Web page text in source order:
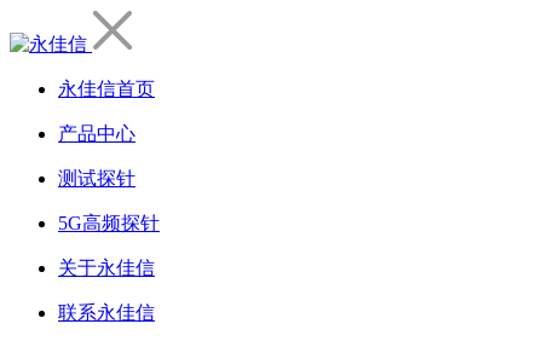
永佳信首页
产品中心
测试探针
5G高频探针
关于永佳信
联系永佳信